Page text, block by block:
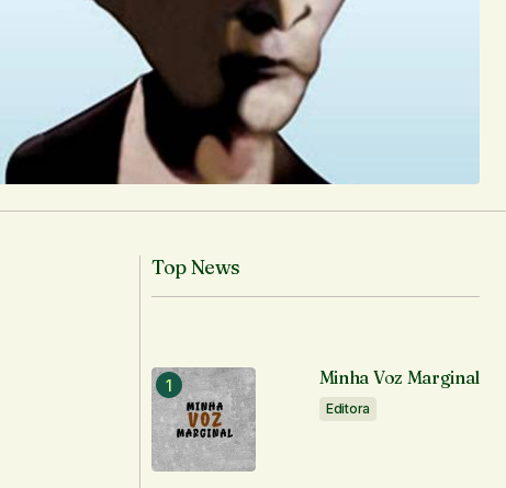
Top News
Minha Voz Marginal
Editora